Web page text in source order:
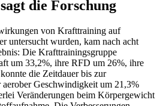
die Forschung
von Krafttraining auf
untersucht wurden, kam nach acht
Die Krafttrainingsgruppe
um 33,2%, ihre RFD um 26%, ihre
die Zeitdauer bis zur
Geschwindigkeit um 21,3%
Veränderungen beim Körpergewicht